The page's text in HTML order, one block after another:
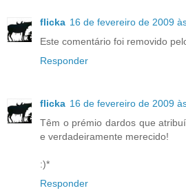
flicka 16 de fevereiro de 2009
Este comentário foi removido
Responder
flicka 16 de fevereiro de 2009
Têm o prémio dardos que
e verdadeiramente merecido!
:)*
Responder